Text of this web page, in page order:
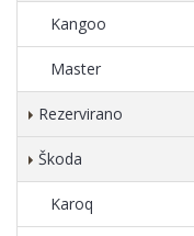
Kangoo
Master
Rezervirano
Škoda
Karoq